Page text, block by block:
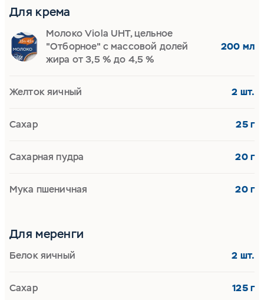
Для крема
Молоко Viola UHT, цельное
"Отборное" с массовой долей
жира от 3,5 % до 4,5 %
200 мл
Желток яичный 2 шт.
Сахар 25 г
Сахарная пудра 20 г
Мука пшеничная 20 г
Для меренги
Белок яичный 2 шт.
Сахар 125 г